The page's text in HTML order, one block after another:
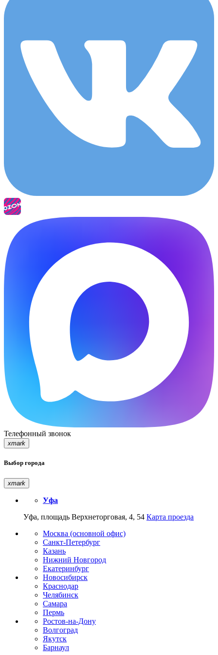
Телефонный звонок
xmark
Выбор города
xmark
Уфа
Уфа, площадь Верхнеторговая, 4, 54 Карта проезда
Москва (основной офис)
Санкт-Петербург
Казань
Нижний Новгород
Екатеринбург
Новосибирск
Краснодар
Челябинск
Самара
Пермь
Ростов-на-Дону
Волгоград
Якутск
Барнаул